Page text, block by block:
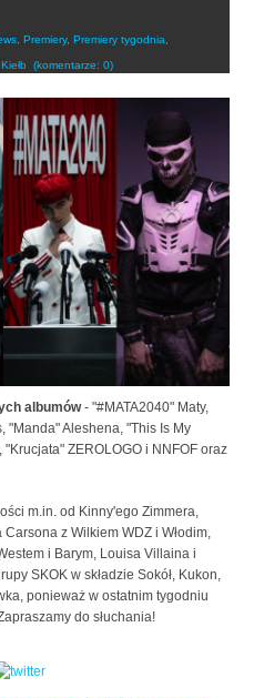
, Premiery, Premiery tygodnia,
(komentarze: 0)
albumów- "#MATA2040" Maty,
"Manda" Aleshena, "This Is My
ZEROLOGO i NNFOF oraz
m.in. od Kinny'ego Zimmera,
z Wilkiem WDZ i Włodim,
i Barym, Louisa Villaina i
SKOK w składzie Sokół, Kukon,
ponieważ w ostatnim tygodniu
do słuchania!